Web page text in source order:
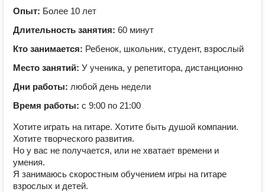
Опыт: Более 10 лет
Длительность занятия: 60 минут
Кто занимается: Ребенок, школьник, студент, взрослый
Место занятий: У ученика, у репетитора, дистанционно
Дни работы: любой день недели
Время работы: с 9:00 по 21:00
Хотите играть на гитаре. Хотите быть душой компании.
Хотите творческого развития.
Но у вас не получается, или не хватает времени и
умения.
Я занимаюсь скоростным обучением игры на гитаре
взрослых и детей.